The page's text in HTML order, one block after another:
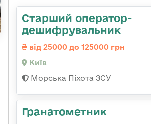
Старший оператор-
дешифрувальник
від 25000 до 125000 грн
Київ
Морська Піхота ЗСУ
Гранатометник